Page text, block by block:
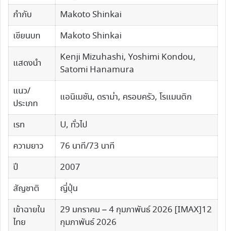
กำกับ
Makoto Shinkai
เขียนบท
Makoto Shinkai
แสดงนำ
Kenji Mizuhashi, Yoshimi Kondou,
Satomi Hanamura
แนว/
ประเภท
แอนิเมชัน, ดราม่า, ครอบครัว,​​ โรแมนติก
เรท
U, ทั่วไป
ความยาว
76 นาที/73 นาที
ปี
2007
สัญชาติ
ญี่ปุ่น
เข้าฉายใน
ไทย
29 มกราคม – 4 กุมภาพันธ์ 2026 [IMAX]12
กุมภาพันธ์ 2026